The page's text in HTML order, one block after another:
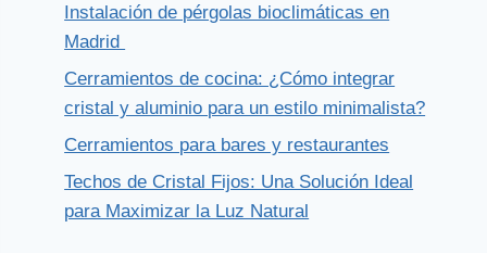
Instalación de pérgolas bioclimáticas en
Madrid
Cerramientos de cocina: ¿Cómo integrar
cristal y aluminio para un estilo minimalista?
Cerramientos para bares y restaurantes
Techos de Cristal Fijos: Una Solución Ideal
para Maximizar la Luz Natural